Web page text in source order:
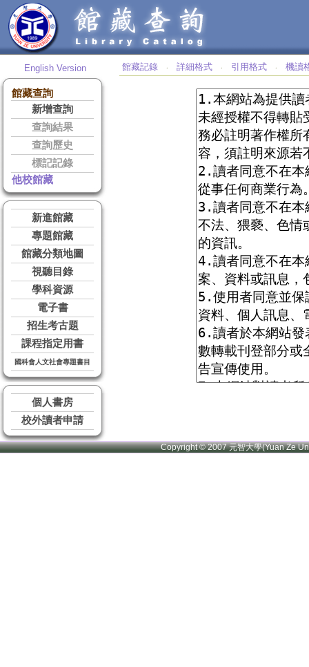
English Version
館藏查詢
新增查詢
查詢結果
查詢歷史
標記記錄
他校館藏
新進館藏
專題館藏
館藏分類地圖
視聽目錄
學科資源
電子書
招生考古題
課程指定用書
國科會人文社會專題書目
個人書房
校外讀者申請
館藏記錄 ‧ 詳細格式 ‧ 引用格式 ‧ 機讀
Copyright © 2007 元智大學(Yuan Ze